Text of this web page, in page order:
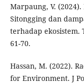
Marpaung, V.
Sitongging dan
terhadap ekosistem.
61-70.
Hassan, M. (2022).
for Environment. J